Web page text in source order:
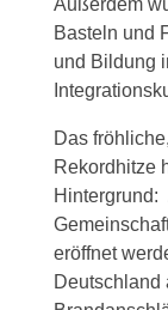
Basteln und
und Bildung
Das
Rekordhitze
Hintergrund:
eröffnet
Deutschland